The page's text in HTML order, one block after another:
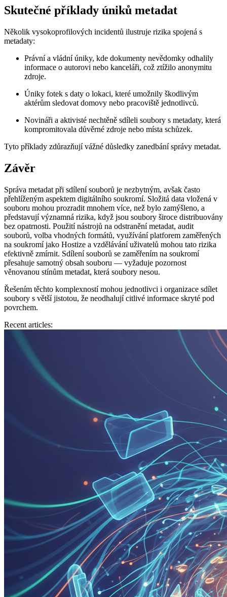
Skutečné příklady úniků metadat
Několik vysokoprofilových incidentů ilustruje rizika spojená s
metadaty:
Právní a vládní úniky, kde dokumenty nevědomky odhalily
informace o autorovi nebo kanceláři, což ztížilo anonymitu
zdroje.
Úniky fotek s daty o lokaci, které umožnily škodlivým
aktérům sledovat domovy nebo pracoviště jednotlivců.
Novináři a aktivisté nechtěně sdíleli soubory s metadaty, která
kompromitovala důvěrné zdroje nebo místa schůzek.
Tyto příklady zdůrazňují vážné důsledky zanedbání správy metadat.
Závěr
Správa metadat při sdílení souborů je nezbytným, avšak často
přehlíženým aspektem digitálního soukromí. Složitá data vložená v
souboru mohou prozradit mnohem více, než bylo zamýšleno, a
představují významná rizika, když jsou soubory široce distribuovány
bez opatrnosti. Použití nástrojů na odstranění metadat, audit
souborů, volba vhodných formátů, využívání platforem zaměřených
na soukromí jako Hostize a vzdělávání uživatelů mohou tato rizika
efektivně zmírnit. Sdílení souborů se zaměřením na soukromí
přesahuje samotný obsah souboru — vyžaduje pozornost
věnovanou stínům metadat, která soubory nesou.
Řešením těchto komplexností mohou jednotlivci i organizace sdílet
soubory s větší jistotou, že neodhalují citlivé informace skryté pod
povrchem.
Recent articles: